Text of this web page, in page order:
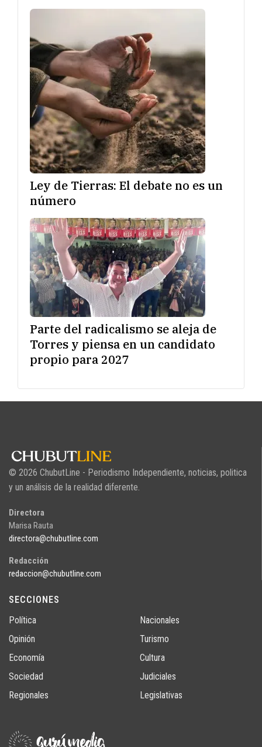
Ley de Tierras: El debate no es un
número
Parte del radicalismo se aleja de
Torres y piensa en un candidato
propio para 2027
© 2026 ChubutLine - Periodismo Independiente, noticias, politica
y un análisis de la realidad diferente.
Directora
Marisa Rauta
directora@chubutline.com
Redacción
redaccion@chubutline.com
SECCIONES
Política
Opinión
Economía
Sociedad
Regionales
Nacionales
Turismo
Cultura
Judiciales
Legislativas